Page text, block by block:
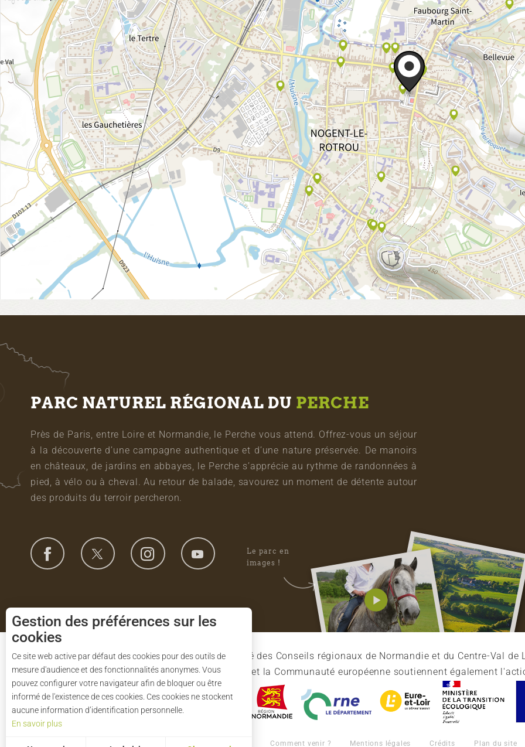
PARC NATUREL RÉGIONAL DU PERCHE
Près de Paris, entre Loire et Normandie, le Perche vous attend. Offrez-vous un séjour
à la découverte d’une campagne authentique et d’une nature préservée. De manoirs
en châteaux, de jardins en abbayes, le Perche s’apprécie au rythme de randonnées à
pied, à vélo ou à cheval. Au retour de balade, savourez un moment de détente autour
des produits du terroir percheron.
Le parc en
images !
Le Syndicat Mixte de gestion du Parc est composé des Conseils régionaux de Normandie et du Centre-Val de
l'Eure-et-Loir et des 91 communes du Parc. L'Etat et la Communauté européenne soutiennent également
Comment venir ? Mentions légales Crédits Plan du site
Gestion des préférences sur les
cookies
Ce site web active par défaut des cookies pour des outils de
mesure d'audience et des fonctionnalités anonymes. Vous
pouvez configurer votre navigateur afin de bloquer ou être
informé de l'existence de ces cookies. Ces cookies ne stockent
aucune information d’identification personnelle.
En savoir plus